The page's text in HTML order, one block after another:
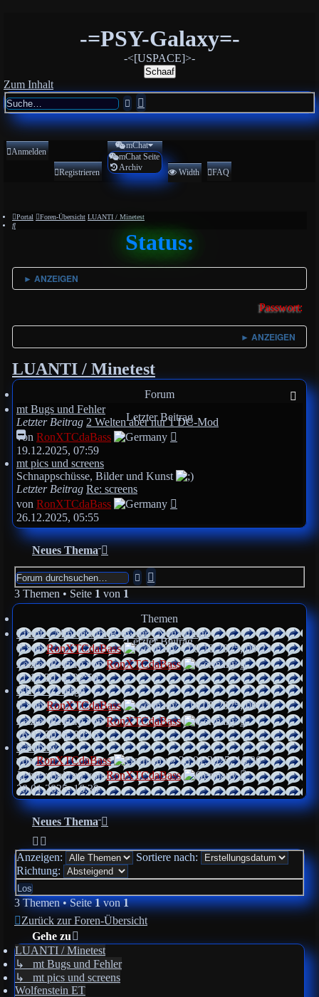
-=PSY-Galaxy=-
-<[USPACE]>-
Schaaf
Zum Inhalt
Suche
Suche
Anmelden
Registrieren
mChat
mChat Seite
Archiv
Width FAQ
Portal Foren-Übersicht LUANTI / Minetest
Suche
Status:
► ANZEIGEN
Passwort:
► ANZEIGEN
LUANTI / Minetest
Forum
Letzter Beitrag
mt Bugs und Fehler
Letzter Beitrag 2 Welten aber nur 1 DC-Mod
von RonXTCdaBass
19.12.2025, 07:59
mt pics und screens
Schnappschüsse, Bilder und Kunst
Letzter Beitrag Re: screens
von RonXTCdaBass
26.12.2025, 05:55
Neues Thema
Suche
Suche
3 Themen • Seite 1 von 1
Themen
Letzter Beitrag
Luanti / Minetest im Browser - Neuauflage
vonRonXTCdaBass »09.12.2025, 00:23
Letzter BeitragvonRonXTCdaBass
11.12.2025, 22:59
NEU - Zwerge
vonRonXTCdaBass »16.07.2025, 00:15
Letzter BeitragvonRonXTCdaBass
16.07.2025, 00:15
Rainbow
vonRonXTCdaBass »28.01.2025, 16:30
Letzter BeitragvonRonXTCdaBass
28.01.2025, 16:30
Neues Thema
Anzeigen:
Sortiere nach:
Richtung:
3 Themen • Seite1von1
Zurück zur Foren-Übersicht
Gehe zu
LUANTI / Minetest
↳ mt Bugs und Fehler
↳ mt pics und screens
Wolfenstein ET